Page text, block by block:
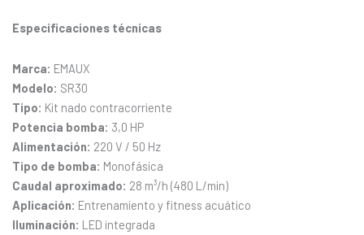
Especificaciones técnicas
Marca: EMAUX
Modelo: SR30
Tipo: Kit nado contracorriente
Potencia bomba: 3,0 HP
Alimentación: 220 V / 50 Hz
Tipo de bomba: Monofásica
Caudal aproximado: 28 m³/h (480 L/min)
Aplicación: Entrenamiento y fitness acuático
Iluminación: LED integrada